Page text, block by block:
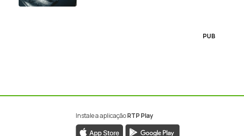
PUB
Instale a aplicaçãoRTP Play